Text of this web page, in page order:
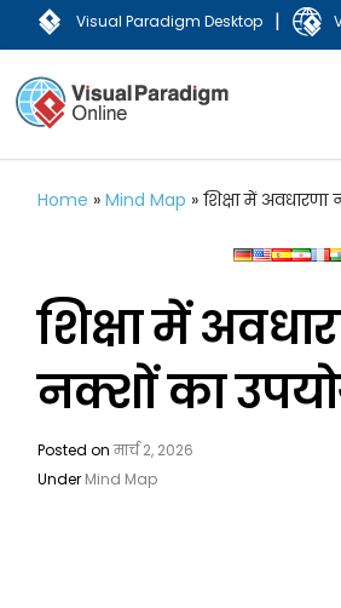
Visual Paradigm Desktop |
Home »Mind Map »शिक्षा में
शिक्षा में
नक्शों का
Posted onमार्च 2, 2026
Under Mind Map